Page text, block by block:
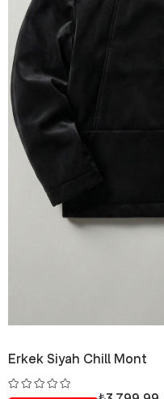
Erkek Siyah Chill Mont